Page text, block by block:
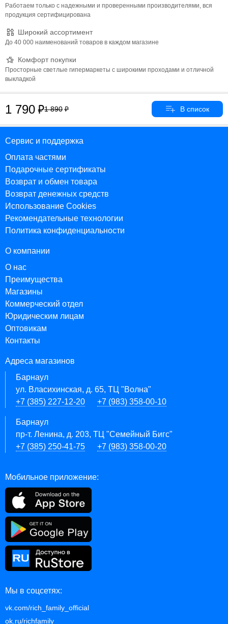
Работаем только с надежными и проверенными производителями, вся
продукция сертифицирована
Широкий ассортимент
До 40 000 наименований товаров в каждом магазине
Комфорт покупки
Просторные светлые гипермаркеты с широкими проходами и отличной
выкладкой
1 790 1 890
Сервис и поддержка
Оплата частями
Подарочные сертификаты
Возврат и обмен товара
Возврат денежных средств
Использование Cookies
Рекомендательные технологии
Политика конфиденциальности
О компании
О нас
Преимущества
Магазины
Коммерческий отдел
Юридическим лицам
Оптовикам
Контакты
Адреса магазинов
Барнаул
ул. Власихинская, д. 65, ТЦ "Волна"
+7 (385) 227-12-20
+7 (983) 358-00-10
Барнаул
пр-т. Ленина, д. 203, ТЦ "Семейный Бигс"
+7 (385) 250-41-75
+7 (983) 358-00-20
Мобильное приложение:
Мы в соцсетях:
vk.com/rich_family_official
ok.ru/richfamily